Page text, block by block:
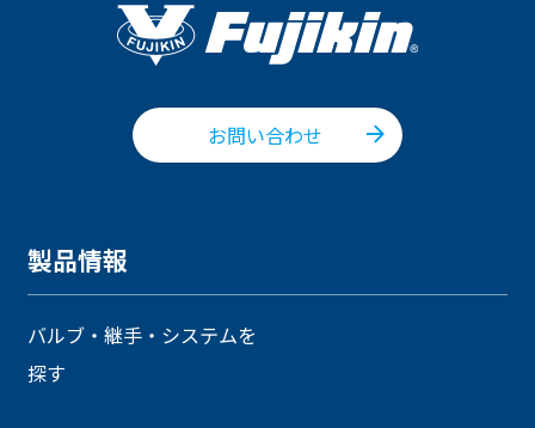
お問い合わせ
製品情報
バルブ・継手・システムを
探す